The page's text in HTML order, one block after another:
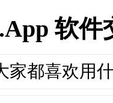
软件
家都喜欢用